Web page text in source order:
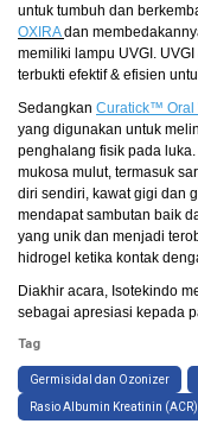
untuk tumbuh dan
OXIRAdan
memiliki lampu UVGI. UVGI
terbukti efektif & efisien
Sedangkan Curatick™ Oral
yang digunakan untuk
penghalang fisik pada
mukosa mulut, termasuk
diri sendiri, kawat gigi dan
mendapat sambutan baik
yang unik dan menjadi
hidrogel ketika kontak
Diakhir acara, Isotekindo
sebagai apresiasi kepada
Tag
Germisidal dan Ozonizer
Rasio Albumin Kreatinin (ACR)